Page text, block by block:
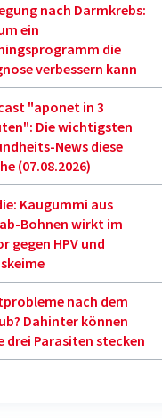
nach Darmkrebs:
ein
die
verbessern kann
"aponet in 3
Die wichtigsten
News diese
(07.08.2026)
Kaugummi aus
Bohnen wirkt im
gegen HPV und
nach dem
Dahinter können
drei Parasiten stecken